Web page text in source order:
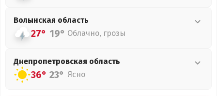
Волынская область
27° 19° Облачно, грозы
Днепропетровская область
36° 23° Ясно